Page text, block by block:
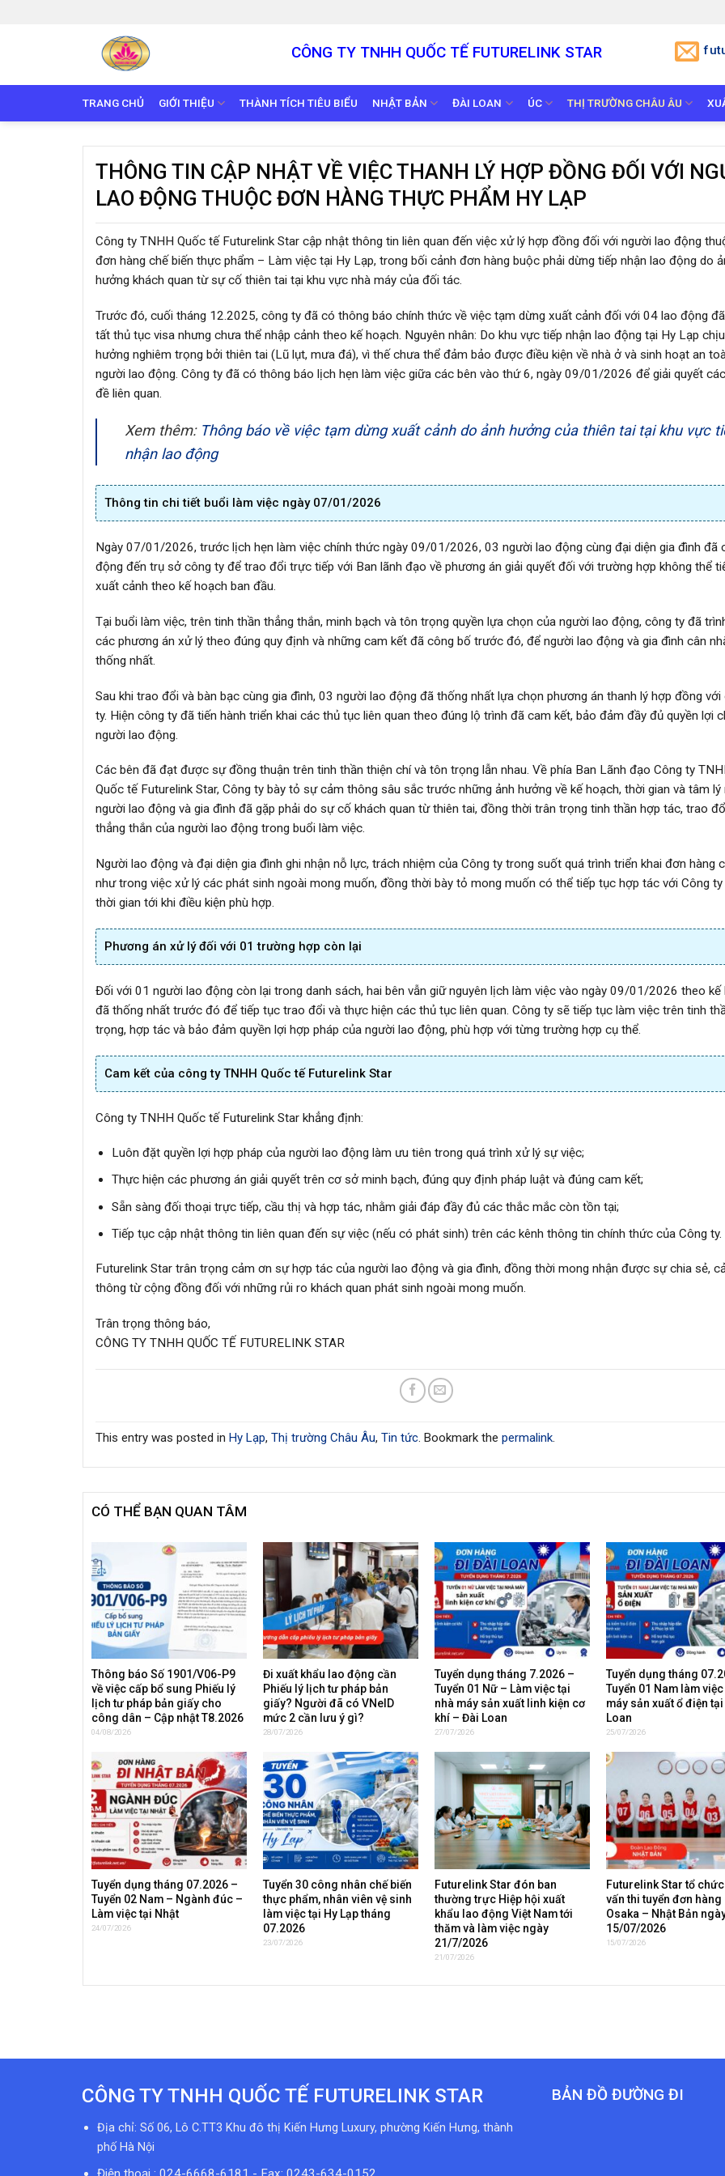
CÔNG TY TNHH QUỐC TẾ FUTURELINK STAR
TRANG CHỦ GIỚI THIỆU THÀNH TÍCH TIÊU BIỂU NHẬT BẢN ĐÀI LOAN ÚC THỊ TRƯỜNG CHÂU ÂU
THÔNG TIN CẬP NHẬT VỀ VIỆC THANH LÝ HỢP ĐỒNG ĐỐI VỚI
LAO ĐỘNG THUỘC ĐƠN HÀNG THỰC PHẨM HY LẠP
Công ty TNHH Quốc tế Futurelink Star cập nhật thông tin liên quan đến việc xử lý hợp đồng đối với người lao động
đơn hàng chế biến thực phẩm – Làm việc tại Hy Lạp, trong bối cảnh đơn hàng buộc phải dừng tiếp nhận lao động do
hưởng khách quan từ sự cố thiên tai tại khu vực nhà máy của đối tác.
Trước đó, cuối tháng 12.2025, công ty đã có thông báo chính thức về việc tạm dừng xuất cảnh đối với 04 lao động
tất thủ tục visa nhưng chưa thể nhập cảnh theo kế hoạch. Nguyên nhân: Do khu vực tiếp nhận lao động tại Hy Lạp
hưởng nghiêm trọng bởi thiên tai (Lũ lụt, mưa đá), vì thế chưa thể đảm bảo được điều kiện về nhà ở và sinh hoạt an
người lao động. Công ty đã có thông báo lịch hẹn làm việc giữa các bên vào thứ 6, ngày 09/01/2026 để giải quyết
đề liên quan.
Xem thêm: Thông báo về việc tạm dừng xuất cảnh do ảnh hưởng của thiên tai tại khu vực
nhận lao động
Thông tin chi tiết buổi làm việc ngày 07/01/2026
Ngày 07/01/2026, trước lịch hẹn làm việc chính thức ngày 09/01/2026, 03 người lao động cùng đại diện gia đình đã
động đến trụ sở công ty để trao đổi trực tiếp với Ban lãnh đạo về phương án giải quyết đối với trường hợp không thể
xuất cảnh theo kế hoạch ban đầu.
Tại buổi làm việc, trên tinh thần thẳng thắn, minh bạch và tôn trọng quyền lựa chọn của người lao động, công ty đã
các phương án xử lý theo đúng quy định và những cam kết đã công bố trước đó, để người lao động và gia đình cân
thống nhất.
Sau khi trao đổi và bàn bạc cùng gia đình, 03 người lao động đã thống nhất lựa chọn phương án thanh lý hợp đồng với
ty. Hiện công ty đã tiến hành triển khai các thủ tục liên quan theo đúng lộ trình đã cam kết, bảo đảm đầy đủ quyền lợi
người lao động.
Các bên đã đạt được sự đồng thuận trên tinh thần thiện chí và tôn trọng lẫn nhau. Về phía Ban Lãnh đạo Công ty
Quốc tế Futurelink Star, Công ty bày tỏ sự cảm thông sâu sắc trước những ảnh hưởng về kế hoạch, thời gian và tâm lý
người lao động và gia đình đã gặp phải do sự cố khách quan từ thiên tai, đồng thời trân trọng tinh thần hợp tác, trao
thẳng thắn của người lao động trong buổi làm việc.
Người lao động và đại diện gia đình ghi nhận nỗ lực, trách nhiệm của Công ty trong suốt quá trình triển khai đơn hàng
như trong việc xử lý các phát sinh ngoài mong muốn, đồng thời bày tỏ mong muốn có thể tiếp tục hợp tác với Công
thời gian tới khi điều kiện phù hợp.
Phương án xử lý đối với 01 trường hợp còn lại
Đối với 01 người lao động còn lại trong danh sách, hai bên vẫn giữ nguyên lịch làm việc vào ngày 09/01/2026 theo kế
đã thống nhất trước đó để tiếp tục trao đổi và thực hiện các thủ tục liên quan. Công ty sẽ tiếp tục làm việc trên tinh
trọng, hợp tác và bảo đảm quyền lợi hợp pháp của người lao động, phù hợp với từng trường hợp cụ thể.
Cam kết của công ty TNHH Quốc tế Futurelink Star
Công ty TNHH Quốc tế Futurelink Star khẳng định:
Luôn đặt quyền lợi hợp pháp của người lao động làm ưu tiên trong quá trình xử lý sự việc;
Thực hiện các phương án giải quyết trên cơ sở minh bạch, đúng quy định pháp luật và đúng cam kết;
Sẵn sàng đối thoại trực tiếp, cầu thị và hợp tác, nhằm giải đáp đầy đủ các thắc mắc còn tồn tại;
Tiếp tục cập nhật thông tin liên quan đến sự việc (nếu có phát sinh) trên các kênh thông tin chính thức của Công ty.
Futurelink Star trân trọng cảm ơn sự hợp tác của người lao động và gia đình, đồng thời mong nhận được sự chia sẻ,
thông từ cộng đồng đối với những rủi ro khách quan phát sinh ngoài mong muốn.
Trân trọng thông báo,
CÔNG TY TNHH QUỐC TẾ FUTURELINK STAR
This entry was posted in Hy Lạp, Thị trường Châu Âu, Tin tức. Bookmark the permalink.
CÓ THỂ BẠN QUAN TÂM
Thông báo Số 1901/V06-P9
về việc cấp bổ sung Phiếu lý
lịch tư pháp bản giấy cho
công dân – Cập nhật T8.2026
04/08/2026
Đi xuất khẩu lao động cần
Phiếu lý lịch tư pháp bản
giấy? Người đã có VNeID
mức 2 cần lưu ý gì?
28/07/2026
Tuyển dụng tháng 7.2026 –
Tuyển 01 Nữ – Làm việc tại
nhà máy sản xuất linh kiện cơ
khí – Đài Loan
27/07/2026
Tuyển dụng tháng
Tuyển 01 Nam làm
máy sản xuất ổ điện
Loan
25/07/2026
Tuyển dụng tháng 07.2026 –
Tuyển 02 Nam – Ngành đúc –
Làm việc tại Nhật
24/07/2026
Tuyển 30 công nhân chế biến
thực phẩm, nhân viên vệ sinh
làm việc tại Hy Lạp tháng
07.2026
23/07/2026
Futurelink Star đón ban
thường trực Hiệp hội xuất
khẩu lao động Việt Nam tới
thăm và làm việc ngày
21/7/2026
21/07/2026
Futurelink Star tổ
vấn thi tuyển đơn hàng
Osaka – Nhật Bản
15/07/2026
15/07/2026
CÔNG TY TNHH QUỐC TẾ FUTURELINK STAR
Địa chỉ: Số 06, Lô C.TT3 Khu đô thị Kiến Hưng Luxury, phường Kiến Hưng, thành
phố Hà Nội
BẢN ĐỒ ĐƯỜNG ĐI